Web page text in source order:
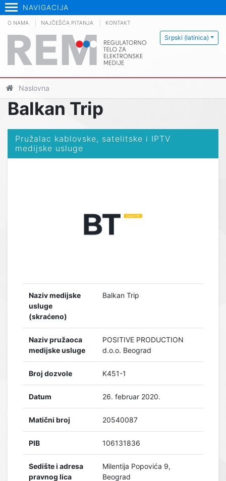
NAVIGACIJA
Srpski (latinica)
O NAMA NAJČEŠĆA PITANJA KONTAKT
Naslovna
Balkan Trip
Pružalac kablovske, satelitske i IPTV
medijske usluge
Naziv medijske
usluge
(skraćeno)
Balkan Trip
Naziv pružaoca
medijske usluge
POSITIVE PRODUCTION
d.o.o. Beograd
Broj dozvole K451-1
Datum 26. februar 2020.
Matični broj 20540087
PIB 106131836
Sedište i adresa
pravnog lica
Milentija Popovića 9,
Beograd